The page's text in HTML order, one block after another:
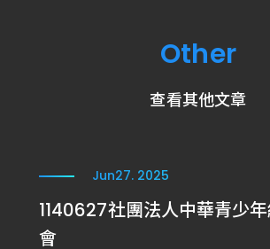
Other
查看其他文章
Jun27. 2025